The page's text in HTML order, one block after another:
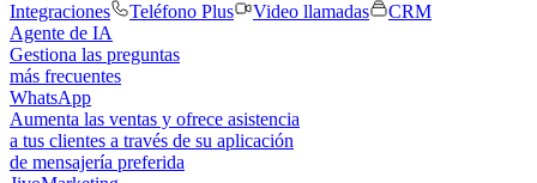
Integraciones
Teléfono Plus Video llamadas
CRM
Agente de IA
Gestiona las preguntas
más frecuentes
WhatsApp
Aumenta las ventas y ofrece asistencia
a tus clientes a través de su aplicación
de mensajería preferida